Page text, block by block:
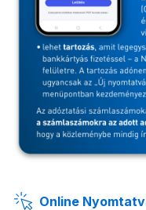
Online